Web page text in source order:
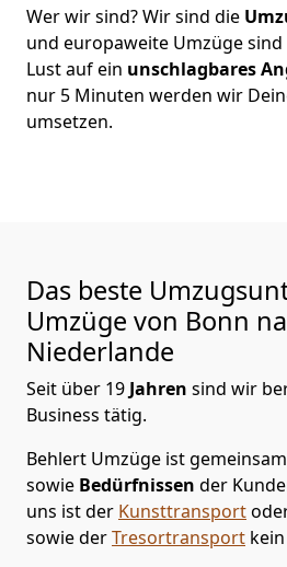
Wer wir sind? Wir sind die
und europaweite Umzüge sind
Lust auf ein unschlagbares
nur 5 Minuten werden wir
umsetzen.
Das beste
Umzüge von Bonn
Niederlande
Seit über 19 Jahren sind wir
Business tätig.
Behlert Umzüge ist
sowie Bedürfnissen der
uns ist der Kunsttransport
sowie derTresortransport